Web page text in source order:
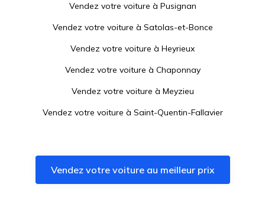
Vendez votre voiture à Pusignan
Vendez votre voiture à Satolas-et-Bonce
Vendez votre voiture à Heyrieux
Vendez votre voiture à Chaponnay
Vendez votre voiture à Meyzieu
Vendez votre voiture à Saint-Quentin-Fallavier
Vendez votre voiture àBron
Vendez votre voiture àDécines-Charpieu
Vendez votre voiture au meilleur prix